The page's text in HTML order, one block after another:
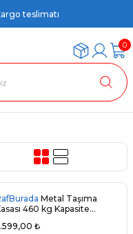
teslimatı
0
460 kg Kapasite
₺